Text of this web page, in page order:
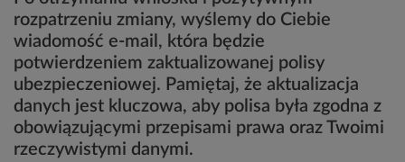
rozpatrzeniu zmiany, wyślemy do Ciebie
wiadomość e-mail, która będzie
potwierdzeniem zaktualizowanej polisy
ubezpieczeniowej. Pamiętaj, że aktualizacja
danych jest kluczowa, aby polisa była zgodna z
obowiązującymi przepisami prawa oraz Twoimi
rzeczywistymi danymi.